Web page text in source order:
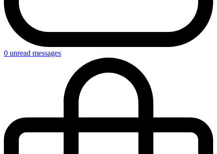
0 unread messages